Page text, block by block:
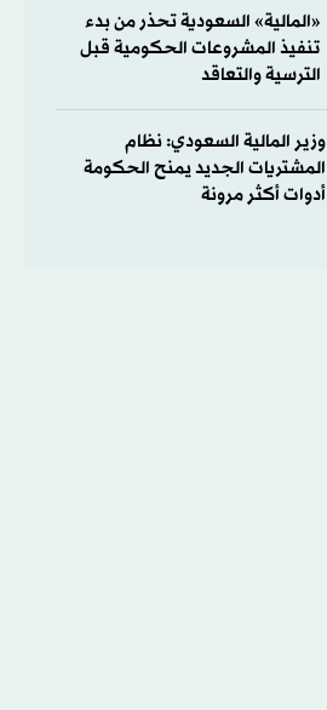
«المالية» السعودية تحذر من بدء
تنفيذ المشروعات الحكومية قبل
الترسية والتعاقد
وزير المالية السعودي: نظام
المشتريات الجديد يمنح الحكومة
أدوات أكثر مرونة